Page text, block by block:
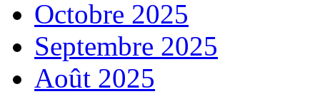
Octobre 2025
Septembre 2025
Août 2025